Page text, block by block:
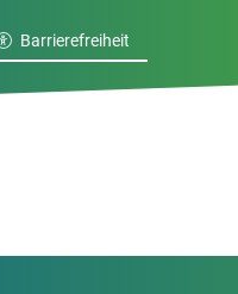
Barrierefreiheit